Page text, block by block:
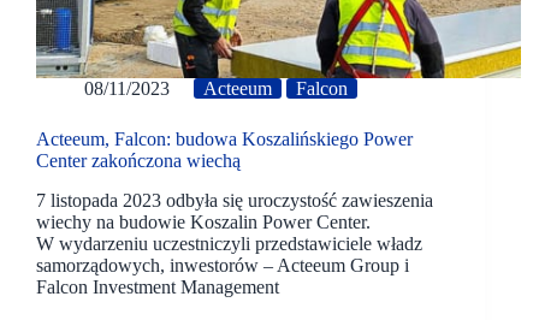
08/11/2023 Acteeum Falcon
Acteeum, Falcon: budowa Koszalińskiego Power
Center zakończona wiechą
7 listopada 2023 odbyła się uroczystość zawieszenia
wiechy na budowie Koszalin Power Center.
W wydarzeniu uczestniczyli przedstawiciele władz
samorządowych, inwestorów – Acteeum Group i
Falcon Investment Management